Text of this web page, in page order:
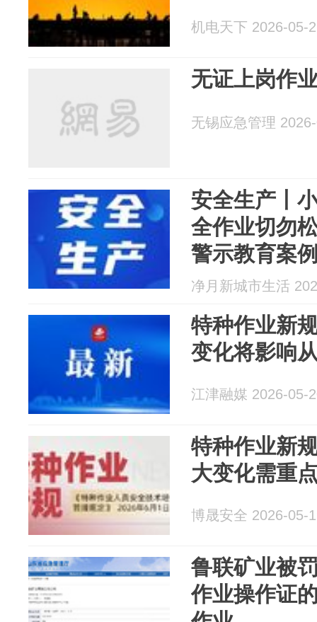
机电天下 2026-05-
无证上岗作
无锡应急管理
安全生产丨
全作业切勿
警示教育案
净月新城市生活
特种作业新
变化将影响
江津融媒 2026-05-
特种作业新
大变化需重
博晟安全 2026-05-
鲁联矿业被
作业操作证